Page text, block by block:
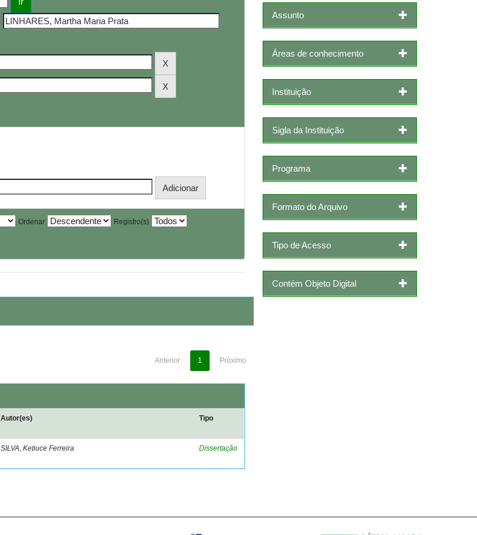
Ordenar Registro(s)
Anterior 1 Próximo
Autor(es) Tipo
SILVA, Ketiuce Ferreira Dissertação
Assunto
Áreas de conhecimento
Instituição
Sigla da Instituição
Programa
Formato do Arquivo
Tipo de Acesso
Contém Objeto Digital